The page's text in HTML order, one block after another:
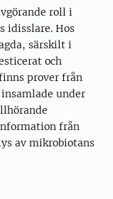
roll i
idisslare. Hos
särskilt i
och
prover från
under
från
av mikrobiotans